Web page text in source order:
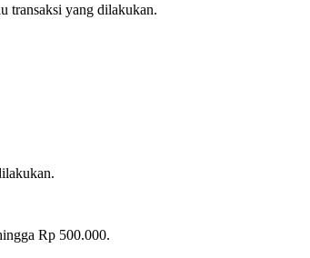
transaksi yang dilakukan.
Rp 500.000.